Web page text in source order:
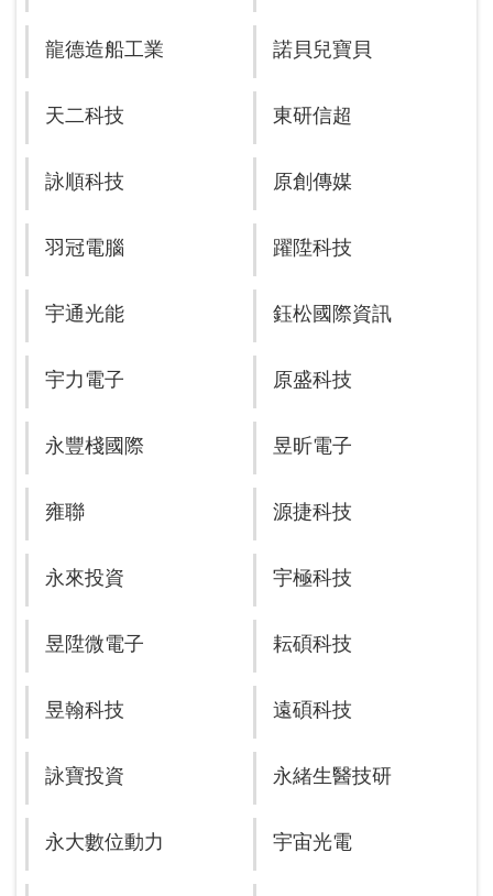
龍德造船工業 諾貝兒寶貝
天二科技 東研信超
詠順科技 原創傳媒
羽冠電腦 躍陞科技
宇通光能 鈺松國際資訊
宇力電子 原盛科技
永豐棧國際 昱昕電子
雍聯 源捷科技
永來投資 宇極科技
昱陞微電子 耘碩科技
昱翰科技 遠碩科技
詠寶投資 永緒生醫技研
永大數位動力 宇宙光電